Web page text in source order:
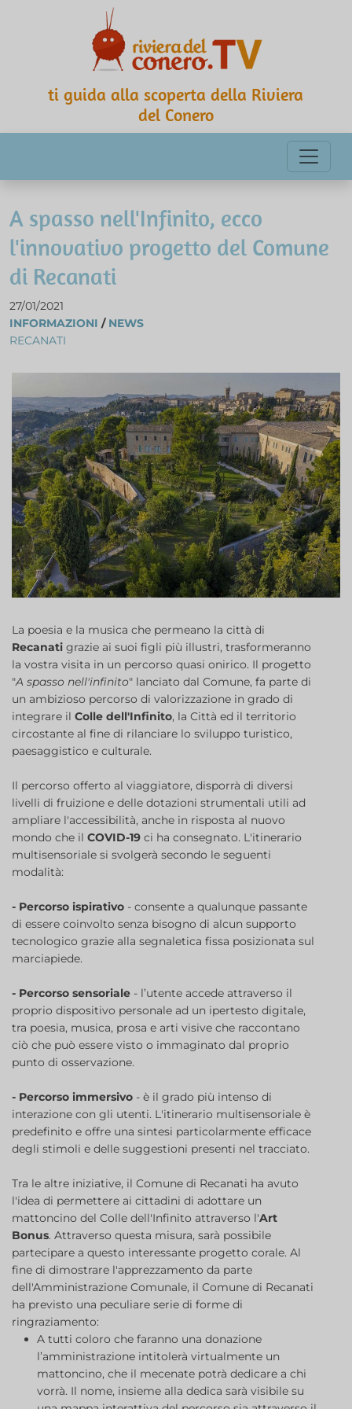
ti guida alla scoperta della Riviera
del Conero
A spasso nell'Infinito, ecco
l'innovativo progetto del Comune
di Recanati
27/01/2021
INFORMAZIONI / NEWS
RECANATI
La poesia e la musica che permeano la città di
Recanati grazie ai suoi figli più illustri, trasformeranno
la vostra visita in un percorso quasi onirico. Il progetto
"A spasso nell'infinito" lanciato dal Comune, fa parte di
un ambizioso percorso di valorizzazione in grado di
integrare il Colle dell'Infinito, la Città ed il territorio
circostante al fine di rilanciare lo sviluppo turistico,
paesaggistico e culturale.
Il percorso offerto al viaggiatore, disporrà di diversi
livelli di fruizione e delle dotazioni strumentali utili ad
ampliare l'accessibilità, anche in risposta al nuovo
mondo che il COVID-19 ci ha consegnato. L'itinerario
multisensoriale si svolgerà secondo le seguenti
modalità:
- Percorso ispirativo - consente a qualunque passante
di essere coinvolto senza bisogno di alcun supporto
tecnologico grazie alla segnaletica fissa posizionata sul
marciapiede.
- Percorso sensoriale - l’utente accede attraverso il
proprio dispositivo personale ad un ipertesto digitale,
tra poesia, musica, prosa e arti visive che raccontano
ciò che può essere visto o immaginato dal proprio
punto di osservazione.
- Percorso immersivo - è il grado più intenso di
interazione con gli utenti. L'itinerario multisensoriale è
predefinito e offre una sintesi particolarmente efficace
degli stimoli e delle suggestioni presenti nel tracciato.
Tra le altre iniziative, il Comune di Recanati ha avuto
l'idea di permettere ai cittadini di adottare un
mattoncino del Colle dell'Infinito attraverso l'Art
Bonus. Attraverso questa misura, sarà possibile
partecipare a questo interessante progetto corale. Al
fine di dimostrare l'apprezzamento da parte
dell'Amministrazione Comunale, il Comune di Recanati
ha previsto una peculiare serie di forme di
ringraziamento:
A tutti coloro che faranno una donazione
l’amministrazione intitolerà virtualmente un
mattoncino, che il mecenate potrà dedicare a chi
vorrà. Il nome, insieme alla dedica sarà visibile su